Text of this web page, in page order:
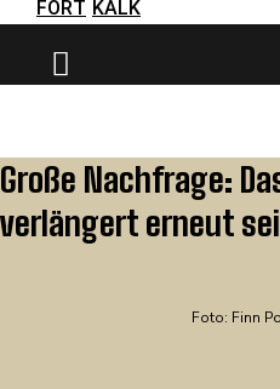
FORT KALK
Große Nachfrage:
verlängert erneut
Foto: Finn